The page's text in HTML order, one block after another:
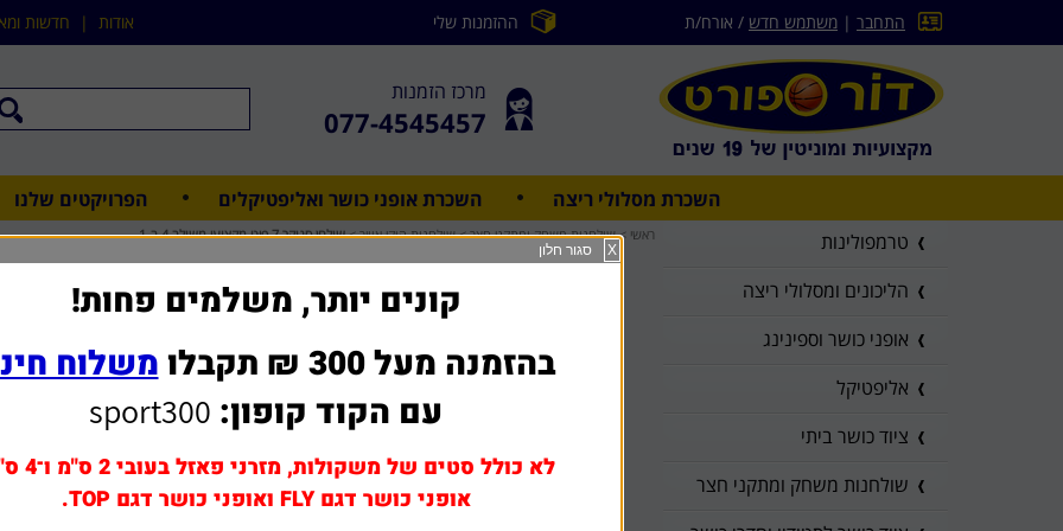
התחבר | משתמש חדש / אורח/ת ההזמנות שלי אודות | חדשות
מרכז הזמנות
077-4545457
השכרת מסלולי ריצה השכרת אופני כושר ואליפטיקלים הפרויקטים שלנו
ראשי > שולחנות משחק ומתקני חצר > שולחנות הוקי אוויר > שולחן סנוקר 7 פיט מקצועי משולב 4 ב-1
שולחן סנוקר 7 פיט מקצועי משולב 4
שאל אותנו על מוצר
אפשרויות שדרוג ותוספות
תוספת הרכבה
תוספת כיסוי תואם לחלק
טרמפולינות
הליכונים ומסלולי ריצה
אופני כושר וספינינג
אליפטיקל
ציוד כושר ביתי
שולחנות משחק ומתקני חצר
X סגור חלון
קונים יותר, משלמים פחות!
בהזמנה מעל 300 ₪ תקבלו
משלוח
עם הקוד קופון: sport300
לא כולל סטים של משקולות, מזרני פאזל בעובי 2 ס"מ ו־4 ס"מ,
אופני כושר דגם FLY ואופני כושר דגם TOP.